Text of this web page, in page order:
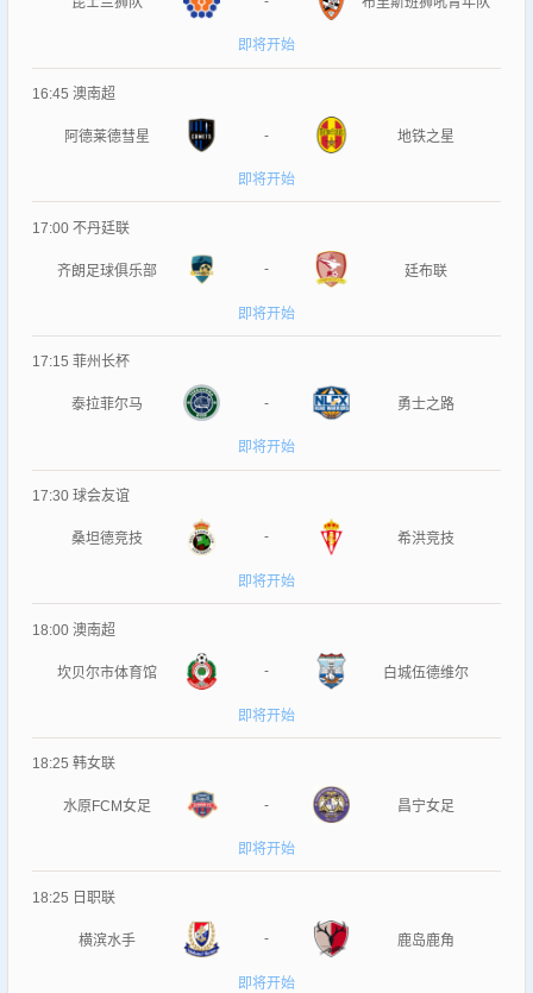
即将开始
16:45 澳南超
阿德莱德彗星 - 地铁之星
即将开始
17:00 不丹廷联
齐朗足球俱乐部 - 廷布联
即将开始
17:15 菲州长杯
泰拉菲尔马 - 勇士之路
即将开始
17:30 球会友谊
桑坦德竞技 - 希洪竞技
即将开始
18:00 澳南超
坎贝尔市体育馆 - 白城伍德维尔
即将开始
18:25 韩女联
水原FCM女足 - 昌宁女足
即将开始
18:25 日职联
横滨水手 - 鹿岛鹿角
即将开始